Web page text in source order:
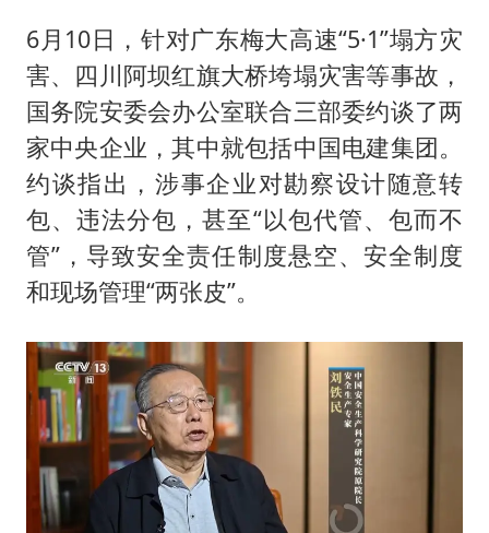
6月10日，针对广东梅大高速“5·1”塌方灾
害、四川阿坝红旗大桥垮塌灾害等事故，
国务院安委会办公室联合三部委约谈了两
家中央企业，其中就包括中国电建集团。
约谈指出，涉事企业对勘察设计随意转
包、违法分包，甚至“以包代管、包而不
管”，导致安全责任制度悬空、安全制度
和现场管理“两张皮”。